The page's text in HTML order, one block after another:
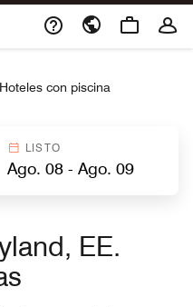
Hoteles con piscina
LISTO
EE.